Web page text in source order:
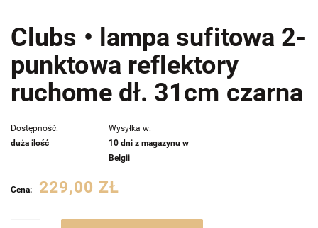
Clubs • lampa sufitowa 2-
punktowa reflektory
ruchome dł. 31cm czarna
Dostępność:
duża ilość
Wysyłka w:
10 dni z magazynu w
Belgii
Cena: 229,00 ZŁ